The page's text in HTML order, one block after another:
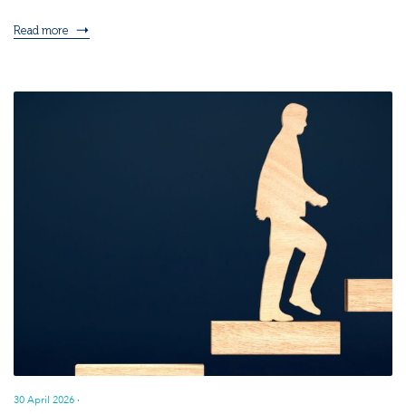
Read more
30 April 2026 ·